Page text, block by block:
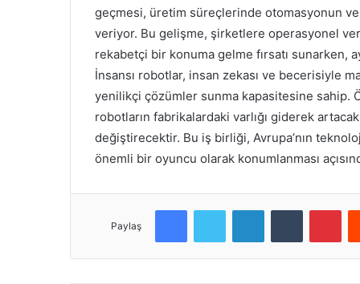
geçmesi, üretim süreçlerinde otomasyonun
veriyor. Bu gelişme, şirketlere operasyonel
rekabetçi bir konuma gelme fırsatı sunarken,
İnsansı robotlar, insan zekası ve becerisiyle
yenilikçi çözümler sunma kapasitesine sahip.
robotların fabrikalardaki varlığı giderek
değiştirecektir. Bu iş birliği, Avrupa’nın
önemli bir oyuncu olarak konumlanması
Paylaş